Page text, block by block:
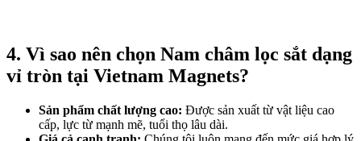
4. Vì sao nên chọn Nam châm lọc sắt dạng
vỉ tròn tại Vietnam Magnets?
Sản phẩm chất lượng cao: Được sản xuất từ vật liệu cao
cấp, lực từ mạnh mẽ, tuổi thọ lâu dài.